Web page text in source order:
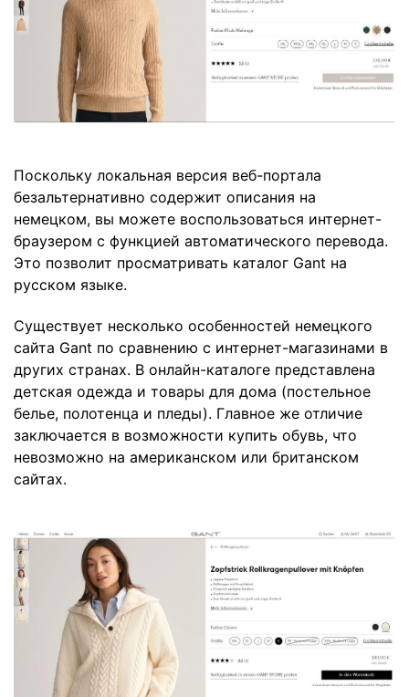
Поскольку локальная версия веб-портала
безальтернативно содержит описания на
немецком, вы можете воспользоваться интернет-
браузером с функцией автоматического перевода.
Это позволит просматривать каталог Gant на
русском языке.
Существует несколько особенностей немецкого
сайта Gant по сравнению с интернет-магазинами в
других странах. В онлайн-каталоге представлена
детская одежда и товары для дома (постельное
белье, полотенца и пледы). Главное же отличие
заключается в возможности купить обувь, что
невозможно на американском или британском
сайтах.